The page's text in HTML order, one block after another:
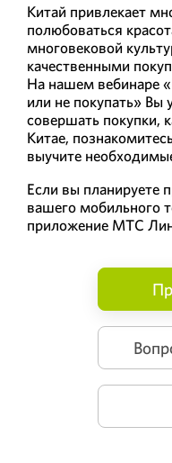
Китай привлекает
полюбоваться
многовековой
качественными
На нашем вебинаре
или не покупать» Вы
совершать покупки,
Китае,
выучите
Если вы планируете
вашего мобильного
приложение МТС